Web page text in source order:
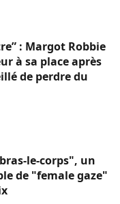
: Margot Robbie
à sa place après
de perdre du
le-corps", un
de "female gaze"